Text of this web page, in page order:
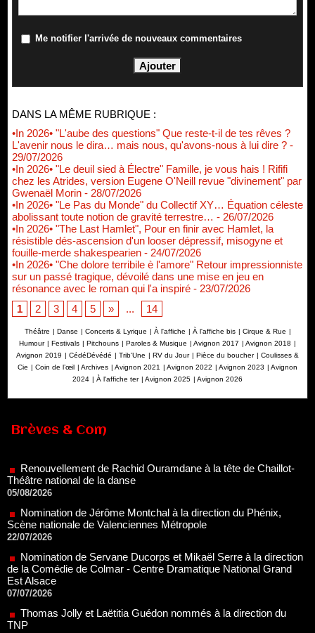
Me notifier l'arrivée de nouveaux commentaires
DANS LA MÊME RUBRIQUE :
•In 2026• "L'aube des questions" Que reste-t-il de tes rêves ?
L'avenir nous le dira… mais nous, qu'avons-nous à lui dire ? -
29/07/2026
•In 2026• "Le deuil sied à Électre" Famille, je vous hais ! Rififi
chez les Atrides, version Eugene O'Neill revue "divinement" par
Gwenaël Morin - 28/07/2026
•In 2026• "Le Pas du Monde" du Collectif XY… Équation céleste
abolissant toute notion de gravité terrestre… - 26/07/2026
•In 2026• "The Last Hamlet", Pour en finir avec Hamlet, la
résistible dés-ascension d'un looser dépressif, misogyne et
fouille-merde shakespearien - 24/07/2026
•In 2026• "Che dolore terribile è l'amore" Retour impressionniste
sur un passé tragique, dévoilé dans une mise en jeu en
résonance avec le roman qui l'a inspiré - 23/07/2026
1
2 3 4 5 » ... 14
Théâtre | Danse | Concerts & Lyrique | À l'affiche | À l'affiche bis | Cirque & Rue |
Humour | Festivals | Pitchouns | Paroles & Musique | Avignon 2017 | Avignon 2018 |
Avignon 2019 | CédéDévédé | Trib'Une | RV du Jour | Pièce du boucher | Coulisses &
Cie | Coin de l’œil | Archives | Avignon 2021 | Avignon 2022 | Avignon 2023 | Avignon
2024 | À l'affiche ter | Avignon 2025 | Avignon 2026
Brèves & Com
Renouvellement de Rachid Ouramdane à la tête de Chaillot-
Théâtre national de la danse
Nomination de Jérôme Montchal à la direction du Phénix,
Scène nationale de Valenciennes Métropole
22/07/2026
Nomination de Servane Ducorps et Mikaël Serre à la direction
de la Comédie de Colmar - Centre Dramatique National Grand
Est Alsace
Thomas Jolly et Laëtitia Guédon nommés à la direction du
TNP
02/07/2026
Fonds SACD Théâtre : les lauréats 2026
23/06/2026